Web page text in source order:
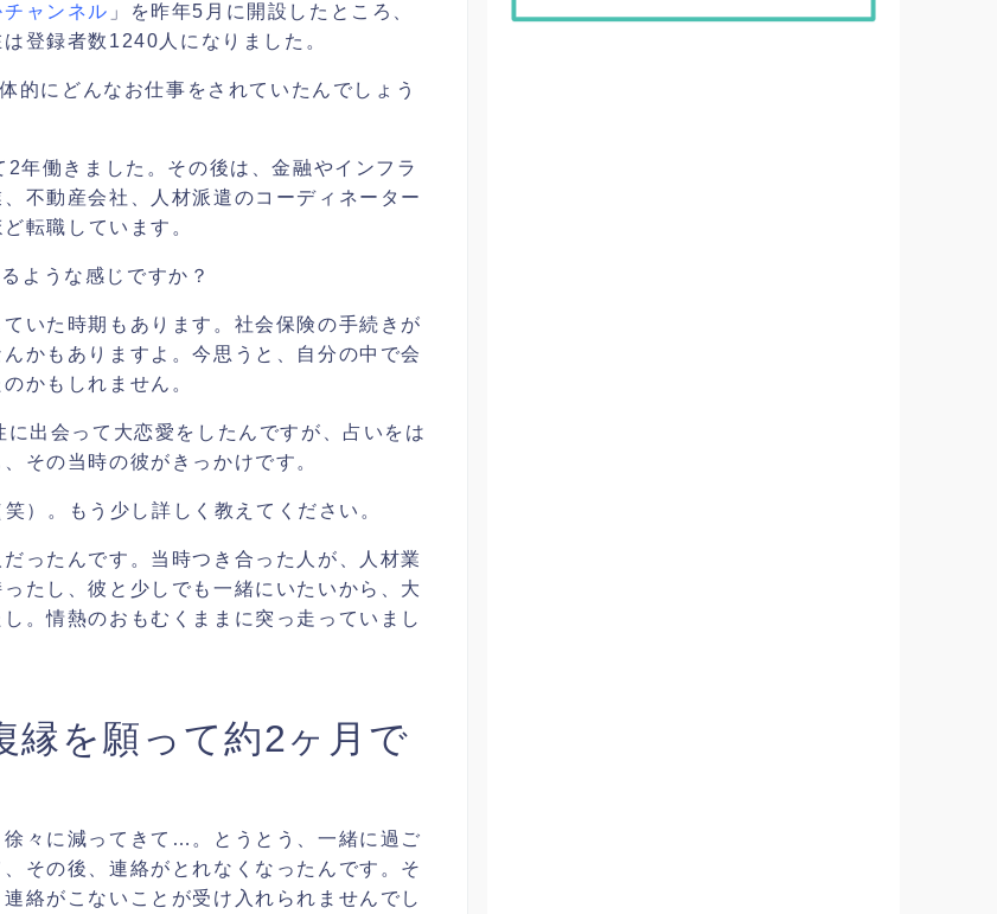
ャンネル 」を昨年5月に開設したところ、
登録者数1240人になりました。
的にどんなお仕事をされていたんでしょう
年働きました。その後は、金融やインフラ
不動産会社、人材派遣のコーディネーター
転職しています。
ような感じですか？
いた時期もあります。社会保険の手続きが
かもありますよ。今思うと、自分の中で会
かもしれません。
出会って大恋愛をしたんですが、占いをは
その当時の彼がきっかけです。
）。もう少し詳しく教えてください。
ったんです。当時つき合った人が、人材業
たし、彼と少しでも一緒にいたいから、大
。情熱のおもむくままに突っ走っていまし
縁を願って約2ヶ月で
々に減ってきて…。とうとう、一緒に過ご
その後、連絡がとれなくなったんです。そ
絡がこないことが受け入れられませんでし